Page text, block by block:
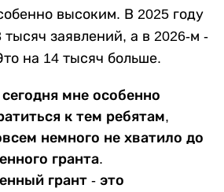
высоким. В 2025 году
заявлений, а в 2026-м -
на 14 тысяч больше.
мне особенно
к тем ребятам,
немного не хватило до
гранта.
грант - это